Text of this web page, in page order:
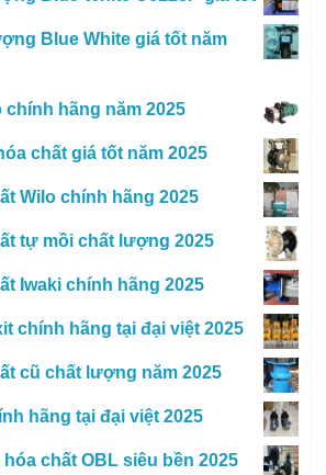
Blue White giá tốt năm
chính hãng năm 2025
chất giá tốt năm 2025
Wilo chính hãng 2025
tự mồi chất lượng 2025
Iwaki chính hãng 2025
chính hãng tại đại việt 2025
cũ chất lượng năm 2025
hãng tại đại việt 2025
chất OBL siêu bền 2025